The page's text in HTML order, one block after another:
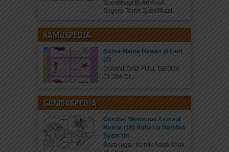
Spesifikasi Buku Anak
Segera Terbit Spesifikasi...
KAMUSPEDIA
Nama-Nama Hewan di Laut
(2)
DOWNLOAD FULL EBOOK
DI SINI DI...
GAMBARPEDIA
Gambar Mewarnai Asmaul
Husna (16) Rahasia Rambut
Syam’un
Baca juga: Komik Adab Anak